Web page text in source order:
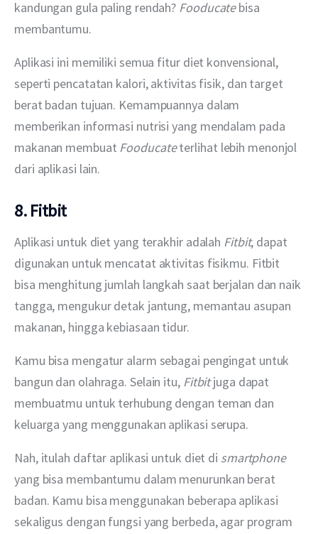
kandungan gula paling rendah? Fooducate bisa
membantumu.
Aplikasi ini memiliki semua fitur diet konvensional,
seperti pencatatan kalori, aktivitas fisik, dan target
berat badan tujuan. Kemampuannya dalam
memberikan informasi nutrisi yang mendalam pada
makanan membuat Fooducate terlihat lebih menonjol
dari aplikasi lain.
8. Fitbit
Aplikasi untuk diet yang terakhir adalah Fitbit, dapat
digunakan untuk mencatat aktivitas fisikmu. Fitbit
bisa menghitung jumlah langkah saat berjalan dan naik
tangga, mengukur detak jantung, memantau asupan
makanan, hingga kebiasaan tidur.
Kamu bisa mengatur alarm sebagai pengingat untuk
bangun dan olahraga. Selain itu, Fitbit juga dapat
membuatmu untuk terhubung dengan teman dan
keluarga yang menggunakan aplikasi serupa.
Nah, itulah daftar aplikasi untuk diet di smartphone
yang bisa membantumu dalam menurunkan berat
badan. Kamu bisa menggunakan beberapa aplikasi
sekaligus dengan fungsi yang berbeda, agar program